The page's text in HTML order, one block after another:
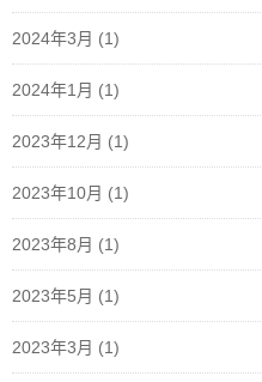
2024年3月 (1)
2024年1月 (1)
2023年12月 (1)
2023年10月 (1)
2023年8月 (1)
2023年5月 (1)
2023年3月 (1)